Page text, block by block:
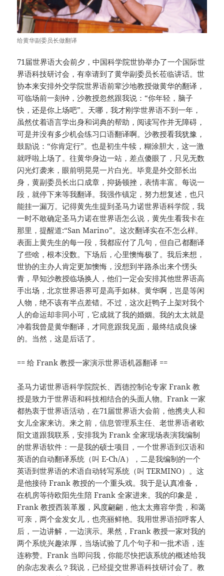
给黄华副委员长做翻译
71届世界语大会前夕，中国科学院世协举办了一个国际世
界语科技研讨会，有幸请到了黄华副委员长莅临讲话。世
协本来安排外交学院世界语前辈沙地教授做黄华的翻译，
可临场前一刻钟，沙教授忽然跟我说：“你年轻，脑子
快，还是你上场吧”。天哪，我才刚学世界语不到一年，
虽然仗着语言学出身和词典的帮助，阅读写作并无障碍，
可是并没有多少机会练习口语翻译啊。沙教授看我犹豫，
鼓励说：“你肯定行”。也是初生牛犊，糊涂胆大，这一激
就呼啦上场了。往黄华身边一站，差点傻眼了，只见无数
闪光灯袭来，眼前明晃晃一片白光。毕竟是外交部长出
身，黄副委员长出口成章，抑扬顿挫，表情丰富。每说一
段，就停下来等我翻译。我强作镇定，努力想复述，也只
能挂一漏万。记得黄先生提到圣马力诺世界语科学院，我
一时不敢确定圣马力诺在世界语怎么说，黄先生看我卡在
那里，提醒道:“San Marino”。这次翻译实在不怎么样。
表面上黄先生的每一段，我都应付了几句，但自己都翻译
了些啥，根本没数。下场后，心里懊悔极了。我后来想，
世协的主办人肯定更加懊悔，没想到半路杀出来个愣头
青，早知沙教授临场换人，他们一定会安排其他世界语高
手出场，北京世界语界可是高手如林。黄华啊，岂是等闲
人物，绝不该有半点差错。不过，这次赶鸭子上架对我个
人的命运却非同小可，它成就了我的婚姻。我的太太就是
冲着我曾是黄华翻译，才同意跟我见面，最终结成良缘
的。当然，这是后话了。
== 给 Frank 教授一家演示世界语机器翻译 ==
圣马力诺世界语科学院院长、西德控制论专家 Frank 教
授是致力于世界语和科技相结合的头面人物。Frank 一家
都热衷于世界语活动，在71届世界语大会前，他携夫人和
女儿全家来访。来之前，信息管理系主任、老世界语者欧
阳文道跟我联系，安排我为 Frank 全家现场表演我编制
的世界语软件：一是我的硕士项目，一个世界语到汉语和
英语的自动翻译系统（叫 E-Ch/A），二是我编制的一个
英语到世界语的术语自动转写系统（叫 TERMINO）。这
是他接待 Frank 教授的一个重头戏。我于是认真准备，
在机房等待欧阳先生陪 Frank 全家进来。我的印象是，
Frank 教授西装革履，风度翩翩，他太太雍容华贵，和蔼
可亲，两个金发女儿，也亮丽鲜艳。我用世界语招呼客人
后，一边讲解，一边演示。果然，Frank 教授一家对我的
两个系统兴趣浓厚，当场试验了几个句子和一批术语，连
连称赞。Frank 当即问我，你能尽快把该系统的概述给我
的杂志发表么？我说，已经提交世界语科技研讨会了。教